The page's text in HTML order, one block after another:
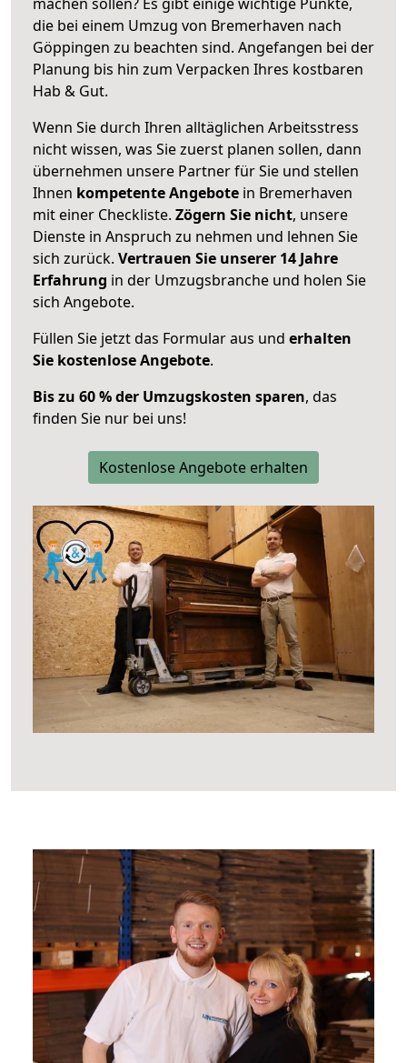
die bei einem Umzug von Bremerhaven nach
Göppingen zu beachten sind. Angefangen bei der
Planung bis hin zum Verpacken Ihres kostbaren
Hab & Gut.
Wenn Sie durch Ihren alltäglichen Arbeitsstress
nicht wissen, was Sie zuerst planen sollen, dann
übernehmen unsere Partner für Sie und stellen
Ihnen kompetente Angebote in Bremerhaven
mit einer Checkliste. Zögern Sie nicht, unsere
Dienste in Anspruch zu nehmen und lehnen Sie
sich zurück. Vertrauen Sie unserer 14 Jahre
Erfahrung in der Umzugsbranche und holen Sie
sich Angebote.
Füllen Sie jetzt das Formular aus und erhalten
Sie kostenlose Angebote.
Bis zu 60 % der Umzugskosten sparen, das
finden Sie nur bei uns!
Kostenlose Angebote erhalten